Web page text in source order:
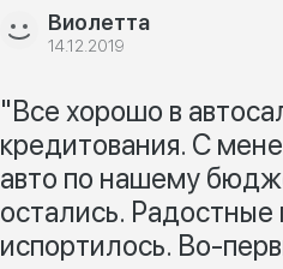
Виолетта
14.12.2019
"Все хорошо в
кредитования. С
авто по нашему
остались.
испортилось. Во-